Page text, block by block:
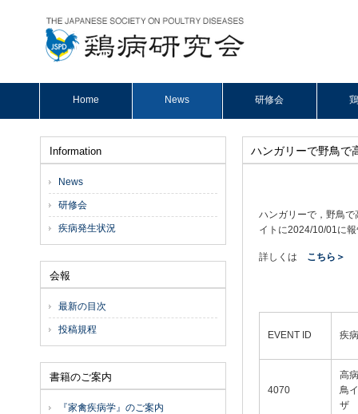
Home News 研修会
ハンガリーで野鳥で
ハンガリーで，野鳥
イトに2024/10/01に
詳しくは こちら＞
EVENT ID 疾病
4070
高
鳥
ザ
Information
News
研修会
疾病発生状況
会報
最新の目次
投稿規程
書籍のご案内
『家禽疾病学』のご案内